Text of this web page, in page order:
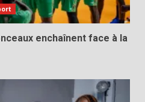
enchaînent face à la